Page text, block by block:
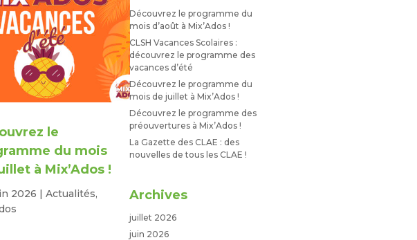
le
du mois
à Mix’Ados !
2026 |Actualités,
Découvrez le programme du
mois d’août à Mix’Ados !
CLSH Vacances Scolaires :
découvrez le programme des
vacances d’été
Découvrez le programme du
mois de juillet à Mix’Ados !
Découvrez le programme des
préouvertures à Mix’Ados !
La Gazette des CLAE : des
nouvelles de tous les CLAE !
Archives
juillet 2026
juin 2026